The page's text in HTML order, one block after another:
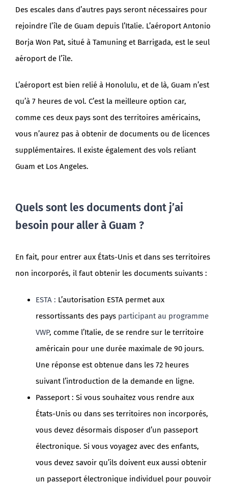
Des escales dans d’autres pays seront nécessaires pour
rejoindre l’île de Guam depuis l’Italie. L’aéroport Antonio
Borja Won Pat, situé à Tamuning et Barrigada, est le seul
aéroport de l’île.
L’aéroport est bien relié à Honolulu, et de là, Guam n’est
qu’à 7 heures de vol. C’est la meilleure option car,
comme ces deux pays sont des territoires américains,
vous n’aurez pas à obtenir de documents ou de licences
supplémentaires. Il existe également des vols reliant
Guam et Los Angeles.
Quels sont les documents dont j’ai
besoin pour aller à Guam ?
En fait, pour entrer aux États-Unis et dans ses territoires
non incorporés, il faut obtenir les documents suivants :
ESTA : L’autorisation ESTA permet aux
ressortissants des pays participant au programme
VWP, comme l’Italie, de se rendre sur le territoire
américain pour une durée maximale de 90 jours.
Une réponse est obtenue dans les 72 heures
suivant l’introduction de la demande en ligne.
Passeport : Si vous souhaitez vous rendre aux
États-Unis ou dans ses territoires non incorporés,
vous devez désormais disposer d’un passeport
électronique. Si vous voyagez avec des enfants,
vous devez savoir qu’ils doivent eux aussi obtenir
un passeport électronique individuel pour pouvoir